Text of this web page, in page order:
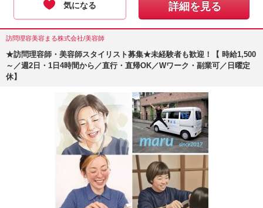
気になる 詳細を見る
訪問理容美容まる株式会社/美容師
★訪問理容師・美容師スタイリスト募集★未経験者も歓迎！【 時給1,500
～／週2日・1日4時間から／直行・直帰OK／Wワーク・副業可／日曜定
休】